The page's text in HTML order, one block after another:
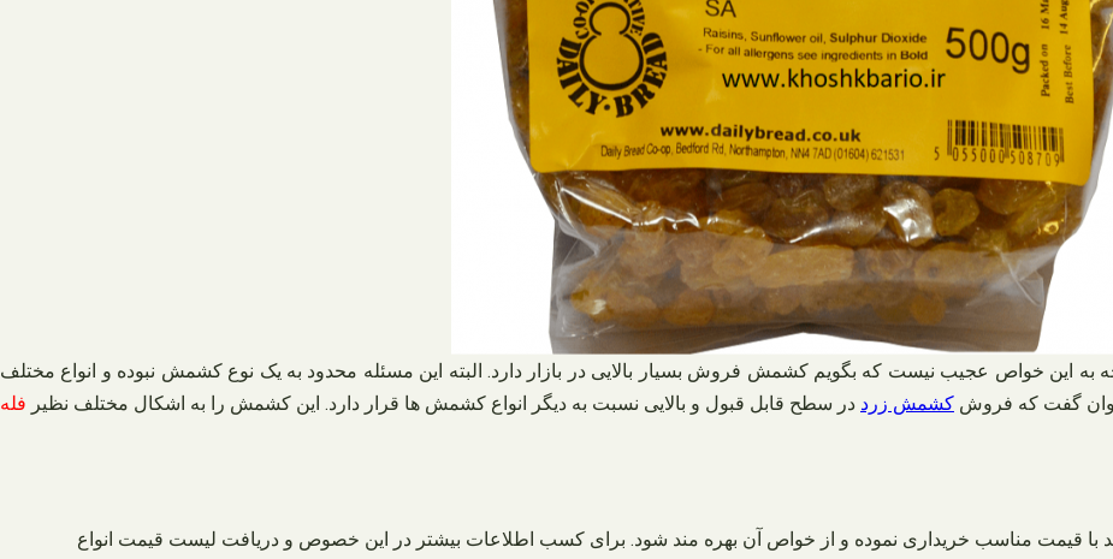
به این خواص عجیب نیست که بگویم کشمش فروش بسیار بالایی در بازار دارد. البته این مسئله محدود به یک نوع کشمش نبوده و انواع مختلف
توان گفت که فروش کشمش زرد در سطح قابل قبول و بالایی نسبت به دیگر انواع کشمش ها قرار دارد. این کشمش را به اشکال مختلف نظیر فله
قیمت مناسب خریداری نموده و از خواص آن بهره مند شود. برای کسب اطلاعات بیشتر در این خصوص و دریافت لیست قیمت انواع